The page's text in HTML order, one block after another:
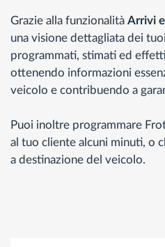
Grazie alla funzionalità Arrivi
una visione dettagliata dei
programmati, stimati ed
ottenendo informazioni
veicolo e contribuendo a
Puoi inoltre programmare
al tuo cliente alcuni minuti, o
a destinazione del veicolo.